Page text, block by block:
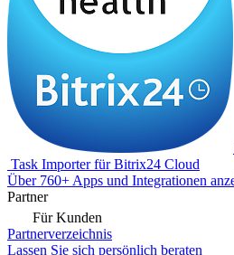
Task Importer für Bitrix24 Cloud
Über 760+ Apps und Integrationen
Partner
Für Kunden
Partnerverzeichnis
Lassen Sie sich persönlich beraten